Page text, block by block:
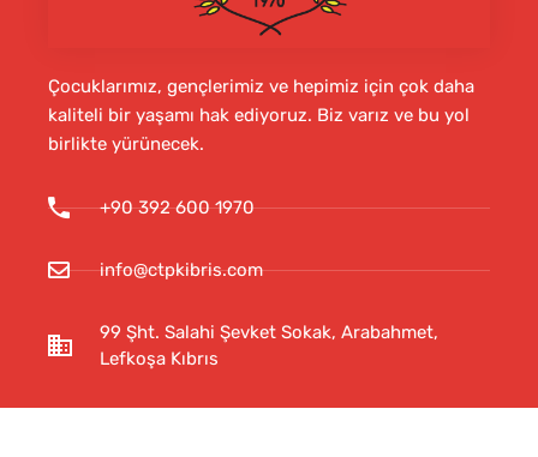
Çocuklarımız, gençlerimiz ve hepimiz için çok daha
kaliteli bir yaşamı hak ediyoruz. Biz varız ve bu yol
birlikte yürünecek.
+90 392 600 1970
info@ctpkibris.com
99 Şht. Salahi Şevket Sokak, Arabahmet,
Lefkoşa Kıbrıs